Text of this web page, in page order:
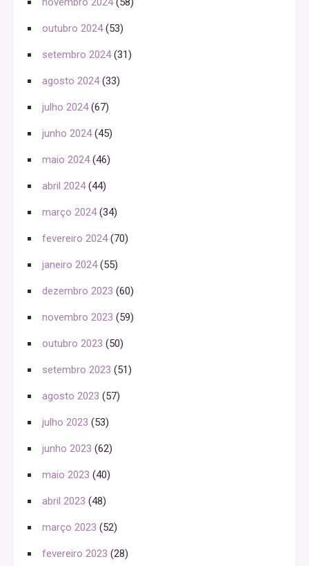
outubro 2024(53)
setembro 2024(31)
agosto 2024(33)
julho 2024(67)
junho 2024(45)
maio 2024(46)
abril 2024(44)
março 2024(34)
fevereiro 2024(70)
janeiro 2024(55)
dezembro 2023 (60)
novembro 2023 (59)
outubro 2023 (50)
setembro 2023 (51)
agosto 2023 (57)
julho 2023 (53)
junho 2023 (62)
maio 2023 (40)
abril 2023 (48)
março 2023 (52)
fevereiro 2023 (28)